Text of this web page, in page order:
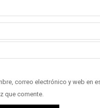
correo electrónico y web en
que comente.